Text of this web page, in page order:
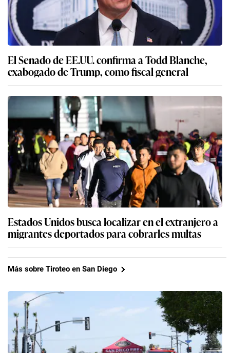
El Senado de EE.UU. confirma a Todd Blanche,
exabogado de Trump, como fiscal general
Estados Unidos busca localizar en el extranjero a
migrantes deportados para cobrarles multas
Más sobre Tiroteo en San Diego